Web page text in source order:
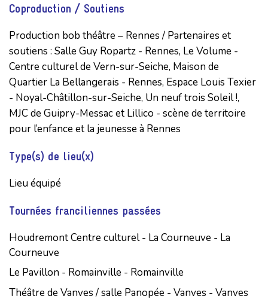
Coproduction / Soutiens
Production bob théâtre – Rennes / Partenaires et
soutiens : Salle Guy Ropartz - Rennes, Le Volume -
Centre culturel de Vern-sur-Seiche, Maison de
Quartier La Bellangerais - Rennes, Espace Louis Texier
- Noyal-Châtillon-sur-Seiche, Un neuf trois Soleil !,
MJC de Guipry-Messac et Lillico - scène de territoire
pour l’enfance et la jeunesse à Rennes
Type(s) de lieu(x)
Lieu équipé
Tournées franciliennes passées
Houdremont Centre culturel - La Courneuve - La
Courneuve
Le Pavillon - Romainville - Romainville
Théâtre de Vanves / salle Panopée - Vanves - Vanves